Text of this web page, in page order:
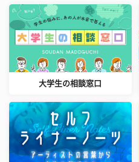
大学生の相談窓口